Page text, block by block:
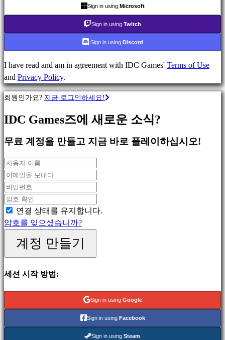
게
략
게
임
어
드
처
게
임
MMO
게
임
스
RPG
게
스
포
츠
임
게
Sign in using Microsoft
Sign in using Twitch
Sign in using Discord
I have read and am in agreement with IDC Games' Terms of Use
and Privacy Policy.
회원인가요? 지금 로그인하세요!
IDC Games즈에 새로운 소식?
무료 계정을 만들고 지금 바로 플레이하십시오!
연결 상태를 유지합니다.
암호를 잊으셨습니까?
계정 만들기
세션 시작 방법:
Sign in using Google
Sign in using Facebook
Sign in using Steam